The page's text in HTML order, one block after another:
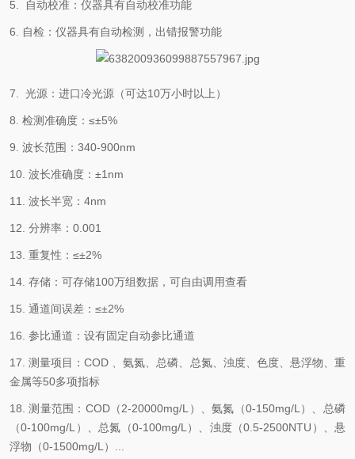
5. 自动校准：仪器具有自动校准功能
6. 自检：仪器具有自动检测，出错报警功能
7. 光源：进口冷光源（可达10万小时以上）
8. 检测准确度：≤±5%
9. 波长范围：340-900nm
10. 波长准确度：±1nm
11. 波长半宽：4nm
12. 分辨率：0.001
13. 重复性：≤±2%
14. 存储：可存储100万组数据，可自由调用查看
15. 通道间误差：≤±2%
16. 参比通道：设有固定自动参比通道
17. 测量项目：COD 、氨氮、总磷、总氮、浊度、色度、悬浮物、重
金属等50多项指标
18. 测量范围：COD（2-20000mg/L）、氨氮（0-150mg/L）、总磷
（0-100mg/L）、总氮（0-100mg/L）、浊度（0.5-2500NTU）、悬
浮物（0-1500mg/L）...